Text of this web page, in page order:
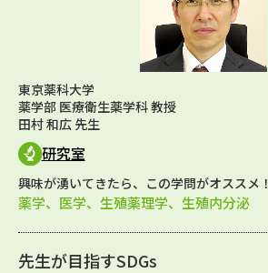
東京薬科大学
薬学部 医療衛生薬学科 教授
田村 和広 先生
研究室
興味が湧いてきたら、この学問がオススメ！
薬学、医学、生殖薬理学、生殖内分泌
先生が目指すSDGs